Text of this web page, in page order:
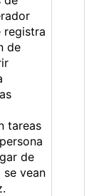
d
e
“
registra
de
tareas
de
se vean